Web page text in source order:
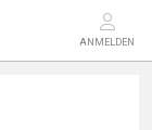
ANMELDEN